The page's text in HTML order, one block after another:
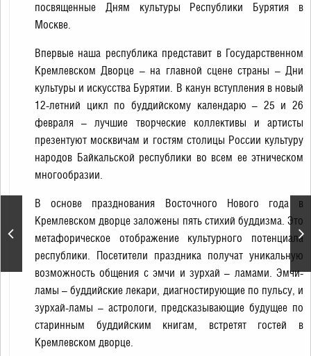
Сагаалган. Восточный
Новый год
посвященные Дням культуры Республики Бурятия в
Москве.
Впервые наша республика представит в Государственном
Кремлевском Дворце – на главной сцене страны – Дни
культуры и искусства Бурятии. В канун вступления в новый
12-летний цикл по буддийскому календарю – 25 и 26
февраля – лучшие творческие коллективы и артисты
презентуют москвичам и гостям столицы России культуру
народов Байкальской республики во всем ее этническом
многообразии.
В основе празднования Восточного Нового года в
Кремлевском дворце заложены пять стихий буддизма. Это
метафорическое отображение культурного потенциала
республики. Посетители праздника получат уникальную
возможность общения с эмчи и зурхай – ламами. Эмчи-
ламы – буддийские лекари, диагностирующие по пульсу, и
зурхай-ламы – астрологи, предсказывающие будущее по
старинным буддийским книгам, встретят гостей в
Кремлевском дворце.